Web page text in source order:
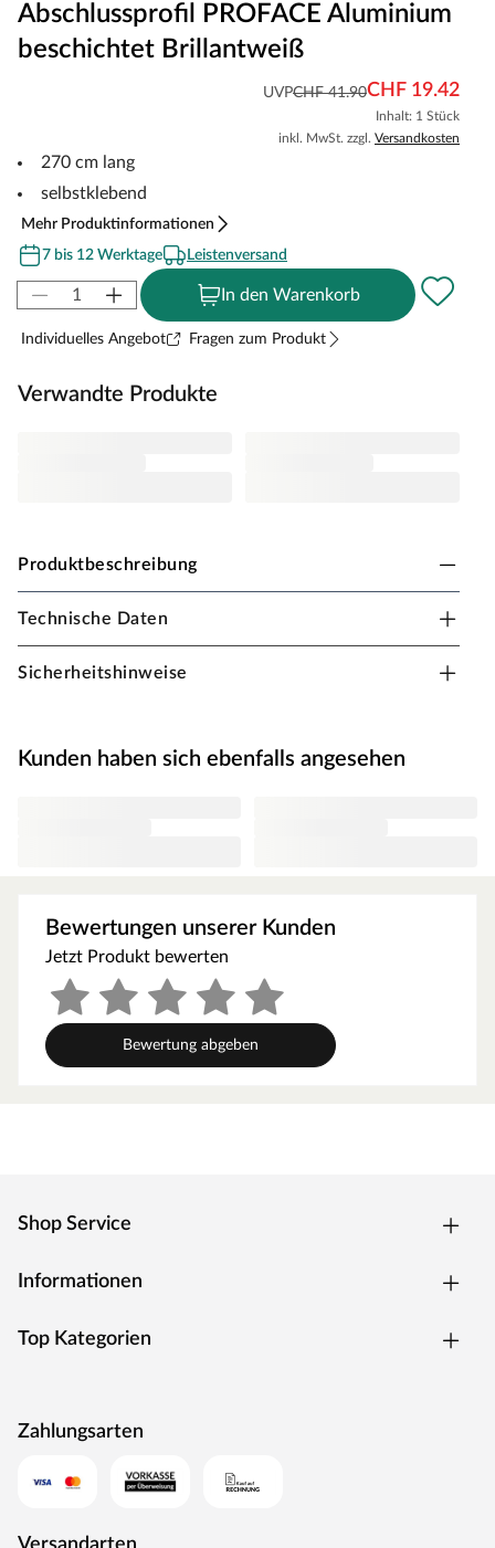
Abschlussprofil PROFACE Aluminium
beschichtet Brillantweiß
UVPCHF 41.90CHF 19.42
Inhalt: 1 Stück
inkl. MwSt. zzgl. Versandkosten
270 cm lang
selbstklebend
Mehr Produktinformationen
7 bis 12 Werktage
Leistenversand
In den Warenkorb
Individuelles Angebot Fragen zum Produkt
Verwandte Produkte
Produktbeschreibung
PROFACE Abschlussprofil für harte, textile und
elastische Bodenbeläge
Technische Daten
Sicherheitshinweise
Kunden haben sich ebenfalls angesehen
Bewertungen unserer Kunden
Jetzt Produkt bewerten
Bewertung abgeben
Shop Service
Informationen
Top Kategorien
Zahlungsarten